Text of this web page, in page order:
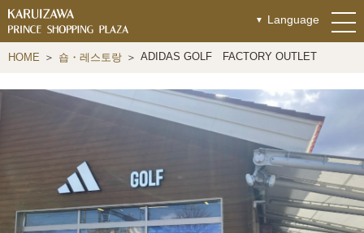
Language
HOME 숍・레스토랑 ADIDAS GOLF FACTORY OUTLET